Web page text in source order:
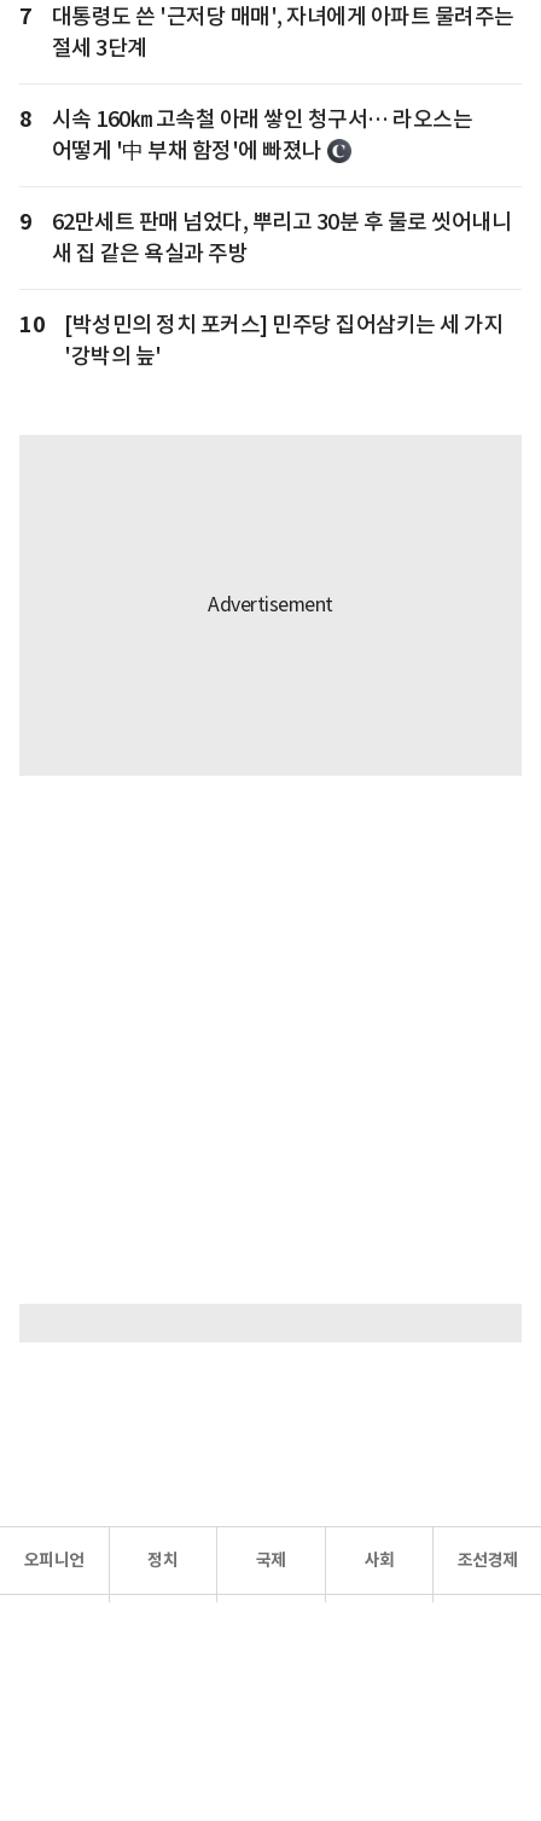
7
대통령도 쓴 '근저당 매매', 자녀에게 아파트 물려주는
절세 3단계
8
시속 160㎞ 고속철 아래 쌓인 청구서… 라오스는
어떻게 '中 부채 함정'에 빠졌나
9
62만세트 판매 넘었다, 뿌리고 30분 후 물로 씻어내니
새 집 같은 욕실과 주방
10
[박성민의 정치 포커스] 민주당 집어삼키는 세 가지
'강박의 늪'
오피니언 정치 국제 사회 조선경제